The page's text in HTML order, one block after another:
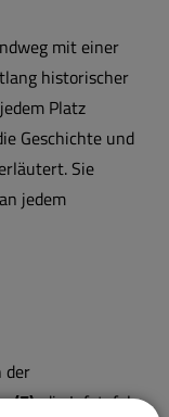
mit einer
historischer
Platz
Geschichte und
Sie
jedem
der
(E),die Infotafel